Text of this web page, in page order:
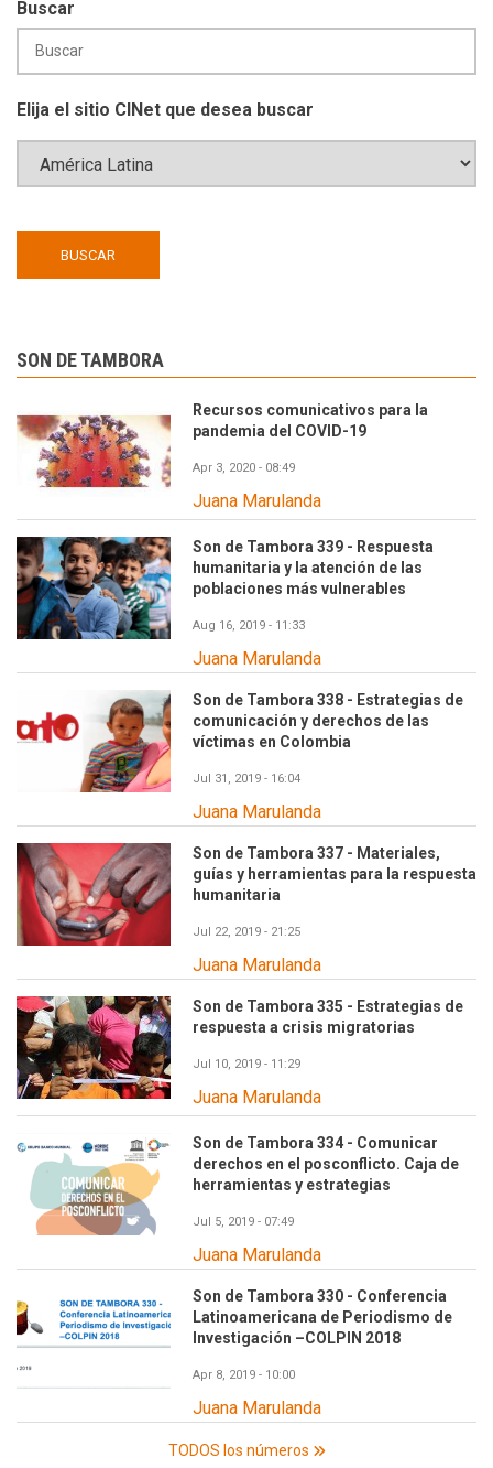
Buscar
Elija el sitio CINet que desea buscar
SON DE TAMBORA
Recursos comunicativos para la
pandemia del COVID-19
Apr 3, 2020 - 08:49
Juana Marulanda
Son de Tambora 339 - Respuesta
humanitaria y la atención de las
poblaciones más vulnerables
Aug 16, 2019 - 11:33
Juana Marulanda
Son de Tambora 338 - Estrategias de
comunicación y derechos de las
víctimas en Colombia
Jul 31, 2019 - 16:04
Juana Marulanda
Son de Tambora 337 - Materiales,
guías y herramientas para la respuesta
humanitaria
Jul 22, 2019 - 21:25
Juana Marulanda
Son de Tambora 335 - Estrategias de
respuesta a crisis migratorias
Jul 10, 2019 - 11:29
Juana Marulanda
Son de Tambora 334 - Comunicar
derechos en el posconflicto. Caja de
herramientas y estrategias
Jul 5, 2019 - 07:49
Juana Marulanda
Son de Tambora 330 - Conferencia
Latinoamericana de Periodismo de
Investigación –COLPIN 2018
Apr 8, 2019 - 10:00
Juana Marulanda
TODOS los números